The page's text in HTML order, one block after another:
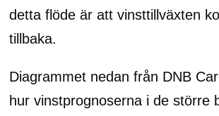
detta flöde är att vinsttillväxten
tillbaka.
Diagrammet nedan från DNB
hur vinstprognoserna i de större